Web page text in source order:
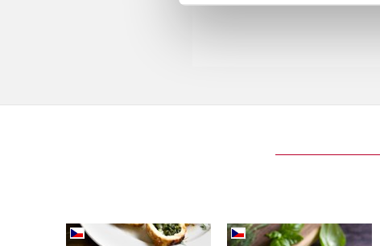
Kuchařka při
Kuchařka pro diabetiky